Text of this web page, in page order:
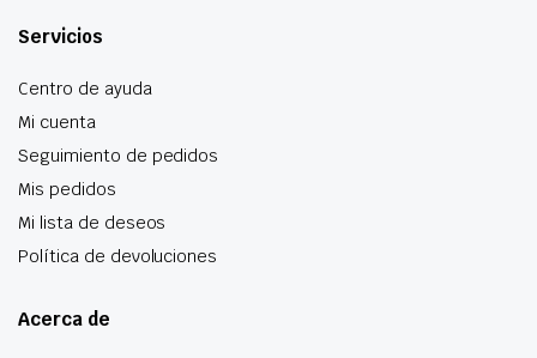
Servicios
Centro de ayuda
Mi cuenta
Seguimiento de pedidos
Mis pedidos
Mi lista de deseos
Política de devoluciones
Acerca de